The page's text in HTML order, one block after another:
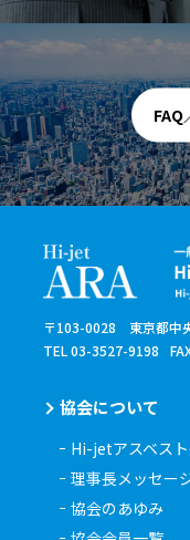
FAQ
〒103-0028 東京都中
TEL 03-3527-9198
協会について
Hi-jetアスベス
理事長メッセー
協会のあゆみ